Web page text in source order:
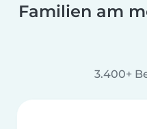
Familien am
3.400+